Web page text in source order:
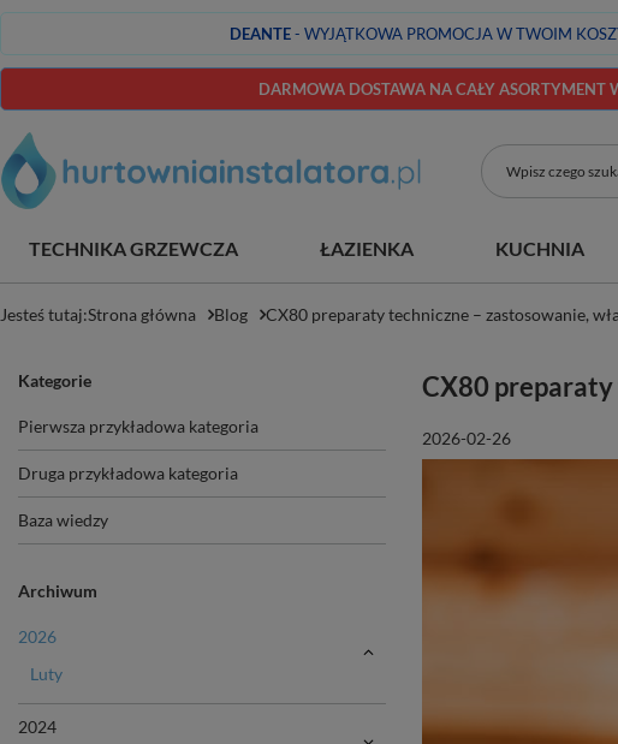
DEANTE- WYJĄTKOWA PROMOCJA W TWOIM
DARMOWA DOSTAWA NA CAŁY ASORTYMENT
TECHNIKA GRZEWCZA ŁAZIENKA KUCHNIA
Jesteś tutaj:Strona główna Blog CX80 preparaty techniczne – zastosowanie,
Kategorie
Pierwsza przykładowa kategoria
Druga przykładowa kategoria
Baza wiedzy
Archiwum
2026
Luty
2024
CX80
2026-02-26